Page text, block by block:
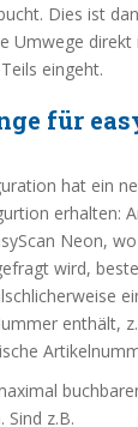
Dies ist
Umwege direkt
eingeht.
für
hat ein
erhalten:
Neon,
wird,
enthält,
Sind z.B.